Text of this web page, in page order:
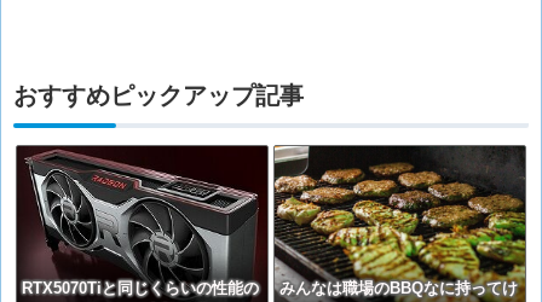
おすすめピックアップ記事
RTX5070Tiと同じくらいの性能の
みんなは職場のBBQなに持ってけ